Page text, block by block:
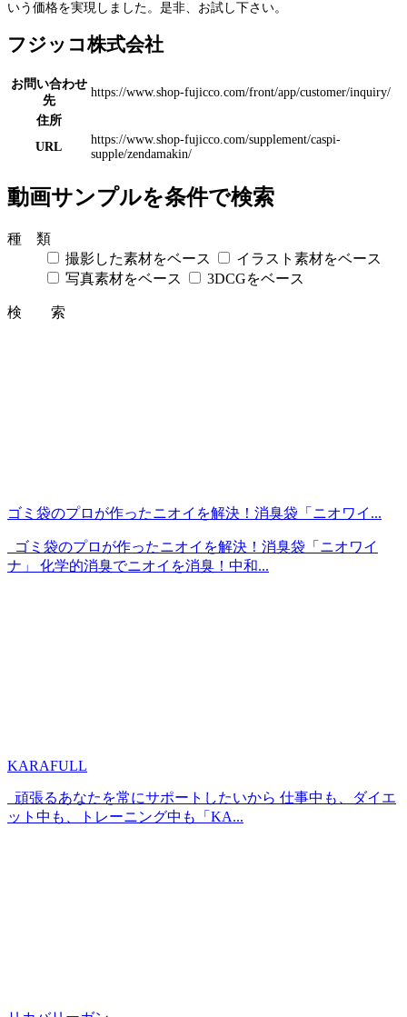
いう価格を実現しました。是非、お試し下さい。
フジッコ株式会社
お問い合わせ
先
https://www.shop-fujicco.com/front/app/customer/inquiry/
住所
URL
https://www.shop-fujicco.com/supplement/caspi-
supple/zendamakin/
動画サンプルを条件で検索
種 類
撮影した素材をベース
イラスト素材をベース
写真素材をベース
3DCGをベース
検 索
ゴミ袋のプロが作ったニオイを解決！消臭袋「ニオワイ...
ゴミ袋のプロが作ったニオイを解決！消臭袋「ニオワイ
ナ」 化学的消臭でニオイを消臭！中和...
KARAFULL
頑張るあなたを常にサポートしたいから 仕事中も、ダイエ
ット中も、トレーニング中も「KA...